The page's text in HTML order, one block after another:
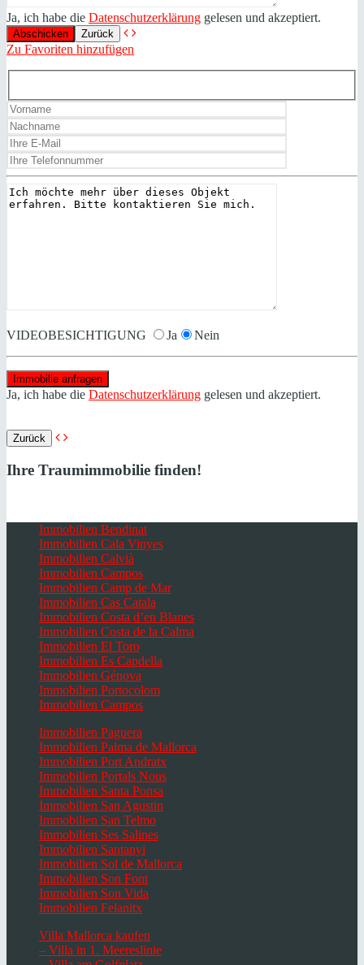
Ja, ich habe die Datenschutzerklärung gelesen und akzeptiert.
Zurück
Zu Favoriten hinzufügen
VIDEOBESICHTIGUNG Ja Nein
Ja, ich habe die Datenschutzerklärung gelesen und akzeptiert.
Zurück
Ihre Traumimmobilie finden!
Immobilien Bendinat
Immobilien Cala Vinyes
Immobilien Calvià
Immobilien Campos
Immobilien Camp de Mar
Immobilien Cas Catala
Immobilien Costa d’en Blanes
Immobilien Costa de la Calma
Immobilien El Toro
Immobilien Es Capdella
Immobilien Génova
Immobilien Portocolom
Immobilien Campos
Immobilien Paguera
Immobilien Palma de Mallorca
Immobilien Port Andratx
Immobilien Portals Nous
Immobilien Santa Ponsa
Immobilien San Agustin
Immobilien San Telmo
Immobilien Ses Salines
Immobilien Santanyi
Immobilien Sol de Mallorca
Immobilien Son Font
Immobilien Son Vida
Immobilien Felanitx
Villa Mallorca kaufen
– Villa in 1. Meereslinie